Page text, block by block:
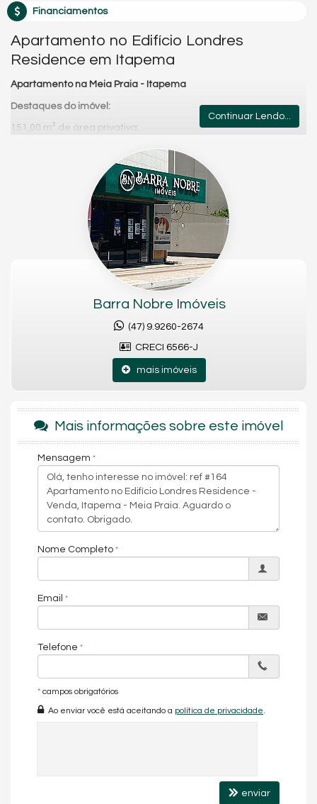
Financiamentos
Apartamento no Edifício Londres
Residence em Itapema
Apartamento na Meia Praia - Itapema
Destaques do imóvel:
151,00 m² de área privativa;
2 vagas de garagem;
Acabamentos de alto padrão;
Empreendimento com área de lazer completa;
Acabamento em gesso
Infraestrutura para água quente
Sacada
Portas e rodapés laqueados em branco
Bicicletário
Elevador
Entrada p/ banhistas e box de praia
Hall de entrada decorado e mobiliado
Medidores de água, luz e gás individuais
Fachada contemporânea totalmente pastilhada
Sistema de segurança com câmeras
Iluminação técnica com LED
Isolamento com manta acústica
Portão e porteiro eletrônicos
Rebaixo de gesso inclusive nos pavimentos de garagem
Piso Porcelanato
Infra para Ar Split
Sacada / Varanda
Lavabo
Continuar Lendo...
Barra Nobre Imóveis
(47) 9.9260-2674
CRECI 6566-J
mais imóveis
Mais informações sobre este imóvel
Mensagem
Nome Completo
Email
Telefone
* campos obrigatórios
Ao enviar você está aceitando a política de privacidade
enviar